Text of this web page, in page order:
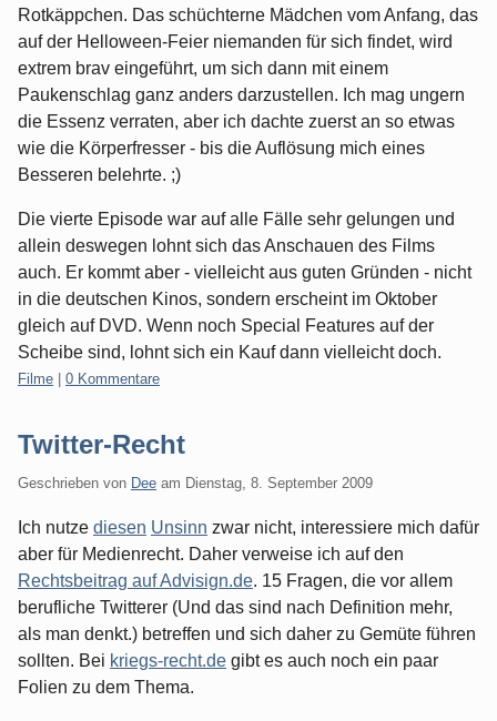
Rotkäppchen. Das schüchterne Mädchen vom Anfang, das
auf der Helloween-Feier niemanden für sich findet, wird
extrem brav eingeführt, um sich dann mit einem
Paukenschlag ganz anders darzustellen. Ich mag ungern
die Essenz verraten, aber ich dachte zuerst an so etwas
wie die Körperfresser - bis die Auflösung mich eines
Besseren belehrte. ;)
Die vierte Episode war auf alle Fälle sehr gelungen und
allein deswegen lohnt sich das Anschauen des Films
auch. Er kommt aber - vielleicht aus guten Gründen - nicht
in die deutschen Kinos, sondern erscheint im Oktober
gleich auf DVD. Wenn noch Special Features auf der
Scheibe sind, lohnt sich ein Kauf dann vielleicht doch.
Kategorien:
Filme 0 Kommentare
Twitter-Recht
Geschrieben von Dee am Dienstag, 8. September 2009
Ich nutze diesen Unsinn zwar nicht, interessiere mich dafür
aber für Medienrecht. Daher verweise ich auf den
Rechtsbeitrag auf Advisign.de. 15 Fragen, die vor allem
berufliche Twitterer (Und das sind nach Definition mehr,
als man denkt.) betreffen und sich daher zu Gemüte führen
sollten. Bei kriegs-recht.de gibt es auch noch ein paar
Folien zu dem Thema.